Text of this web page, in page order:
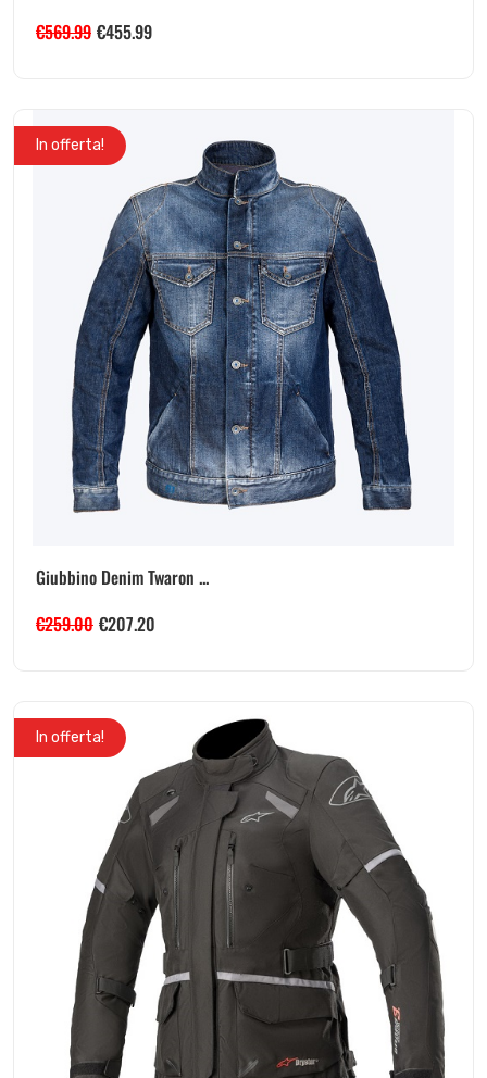
€569.99 €455.99
In offerta!
Giubbino Denim Twaron ...
€259.00 €207.20
In offerta!